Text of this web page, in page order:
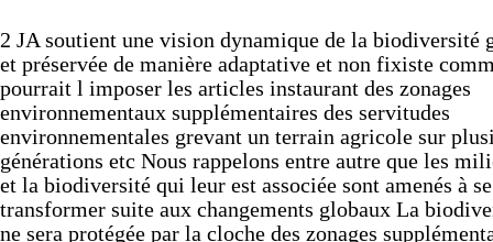
2 JA soutient une vision dynamique de la biodiversité
et préservée de manière adaptative et non fixiste
pourrait l imposer les articles instaurant des zonages
environnementaux supplémentaires des servitudes
environnementales grevant un terrain agricole sur
générations etc Nous rappelons entre autre que les
et la biodiversité qui leur est associée sont amenés à se
transformer suite aux changements globaux La
ne sera protégée par la cloche des zonages